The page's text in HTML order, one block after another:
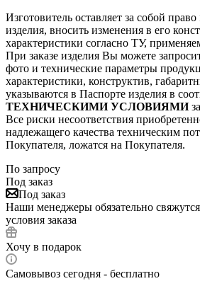
Изготовитель оставляет за собой
изделия, вносить изменения в его
характеристики согласно ТУ,
При заказе изделия Вы можете
фото и технические параметры
характеристики, конструктив,
указываются в Паспорте изделия в
ТЕХНИЧЕСКИМИ УСЛОВИЯМИ
Все риски несоответствия
надлежащего качества техническим
Покупателя, ложатся на Покупателя.
По запросу
Под заказ
Под заказ
Наши менеджеры обязательно
условия заказа
Хочу в подарок
Самовывоз сегодня - бесплатно